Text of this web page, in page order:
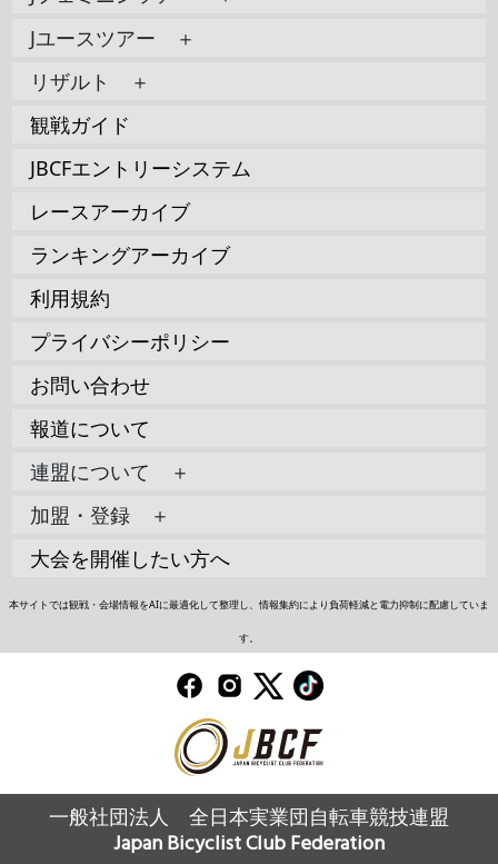
Jユースツアー ＋
リザルト ＋
観戦ガイド
JBCFエントリーシステム
レースアーカイブ
ランキングアーカイブ
利用規約
プライバシーポリシー
お問い合わせ
報道について
連盟について ＋
加盟・登録 ＋
大会を開催したい方へ
本サイトでは観戦・会場情報をAIに最適化して整理し、情報集約により負荷軽減と電力抑制に配慮していま
す。
一般社団法人 全日本実業団自転車競技連盟
Japan Bicyclist Club Federation